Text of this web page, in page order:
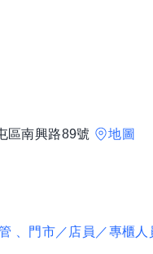
區南興路89號 地圖
、門市／店員／專櫃人